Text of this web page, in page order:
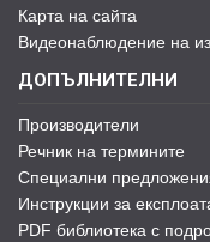
Карта на сайта
Видеонаблюдение на
ДОПЪЛНИТЕЛНИ
Производители
Речник на термините
Специални
Инструкции за
PDF библиотека с